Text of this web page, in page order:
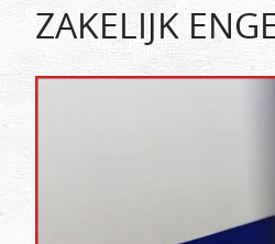
ZAKELIJK